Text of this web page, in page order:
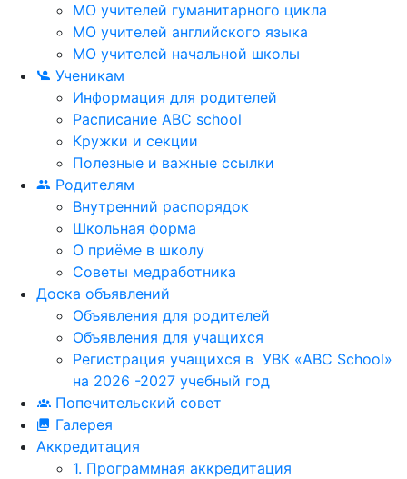
МО учителей гуманитарного цикла
МО учителей английского языка
МО учителей начальной школы
Ученикам
Информация для родителей
Расписание ABC school
Кружки и секции
Полезные и важные ссылки
Родителям
Внутренний распорядок
Школьная форма
О приёме в школу
Советы медработника
Доска объявлений
Объявления для родителей
Объявления для учащихся
Регистрация учащихся в УВК «ABC School»
на 2026 -2027 учебный год
Попечительский совет
Галерея
Аккредитация
1. Программная аккредитация